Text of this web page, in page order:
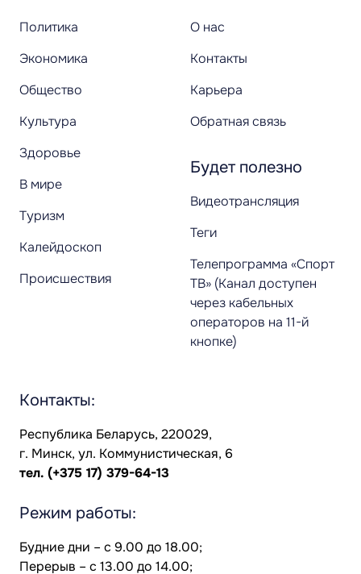
Политика
Экономика
Общество
Культура
Здоровье
В мире
Туризм
Калейдоскоп
Происшествия
О нас
Контакты
Карьера
Обратная связь
Будет полезно
Видеотрансляция
Теги
Телепрограмма «Спорт
ТВ» (Канал доступен
через кабельных
операторов на 11-й
кнопке)
Контакты:
Республика Беларусь, 220029,
г. Минск, ул. Коммунистическая, 6
тел. (+375 17) 379-64-13
Режим работы:
Будние дни – с 9.00 до 18.00;
Перерыв – с 13.00 до 14.00;